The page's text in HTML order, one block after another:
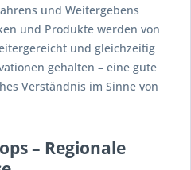
und Weitergebens
und Produkte werden von
und gleichzeitig
gehalten – eine gute
Verständnis im Sinne von
– Regionale